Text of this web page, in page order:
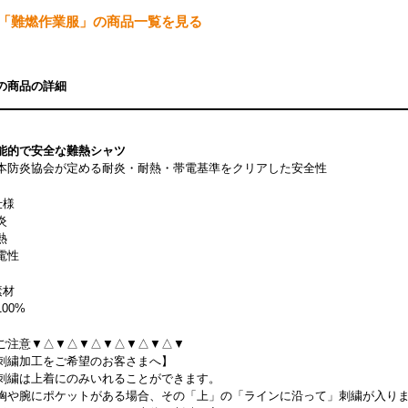
難燃作業服」の商品一覧を見る
商品の詳細
的で安全な難熱シャツ
防炎協会が定める耐炎・耐熱・帯電基準をクリアした安全性
性
材
注意▼△▼△▼△▼△▼△▼△▼
繍加工をご希望のお客さまへ】
繍は上着にのみいれることができます。
や腕にポケットがある場合、その「上」の「ラインに沿って」刺繍が入り